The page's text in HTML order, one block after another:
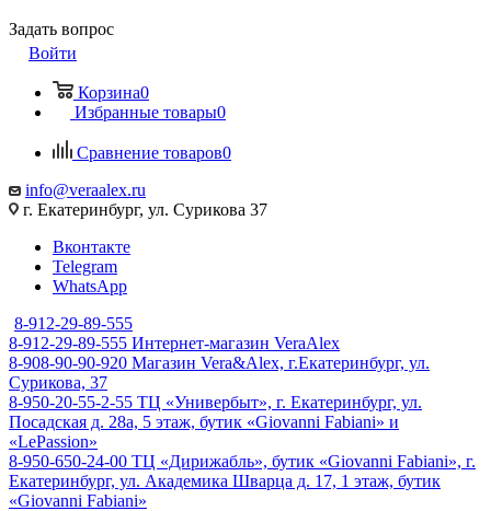
Задать вопрос
Войти
Корзина0
Избранные товары0
Сравнение товаров0
info@veraalex.ru
г. Екатеринбург, ул. Сурикова 37
Вконтакте
Telegram
WhatsApp
8-912-29-89-555
8-912-29-89-555 Интернет-магазин VeraAlex
8-908-90-90-920 Магазин Vera&Alex, г.Екатеринбург, ул.
Сурикова, 37
8-950-20-55-2-55 ТЦ «Универбыт», г. Екатеринбург, ул.
Посадская д. 28а, 5 этаж, бутик «Giovanni Fabiani» и
«LePassion»
8-950-650-24-00 ТЦ «Дирижабль», бутик «Giovanni Fabiani», г.
Екатеринбург, ул. Академика Шварца д. 17, 1 этаж, бутик
«Giovanni Fabiani»